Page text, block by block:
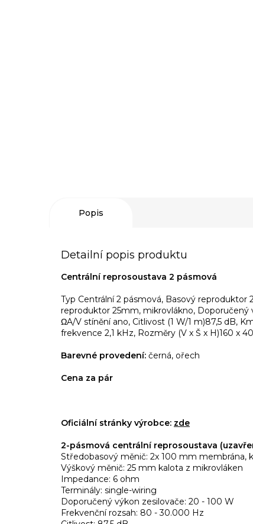
Popis
Detailní popis produktu
Centrální reprosoustava 2 pásmová
Typ Centrální 2 pásmová, Basový
reproduktor 25mm, mikrovlákno,
ΩA/V stínění ano, Citlivost (1 W/1 m)87,5 dB,
frekvence 2,1 kHz, Rozměry (V x Š x H)160 x
Barevné provedení: černá, ořech
Cena za pár
Oficiální stránky výrobce: zde
2-pásmová centrální reprosoustava
Středobasový měnič: 2x 100 mm membrána,
Výškový měnič: 25 mm kalota z mikrovláken
Impedance: 6 ohm
Terminály: single-wiring
Doporučený výkon zesilovače: 20 - 100 W
Frekvenční rozsah: 80 - 30.000 Hz